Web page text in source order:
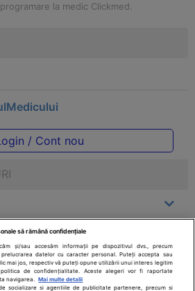
la medic Clickmed.
/ Cont nou
să rămână confidențiale
și/sau accesăm informații pe dispozitivul dvs., precum
datelor cu caracter personal. Puteți accepta sau
mai jos, respectiv vă puteți opune utilizării unui interes legitim
de confidențialitate. Aceste alegeri vor fi raportate
navigarea.
Mai multe detalii
socializare si agentiile de publicitate partenere, precum si